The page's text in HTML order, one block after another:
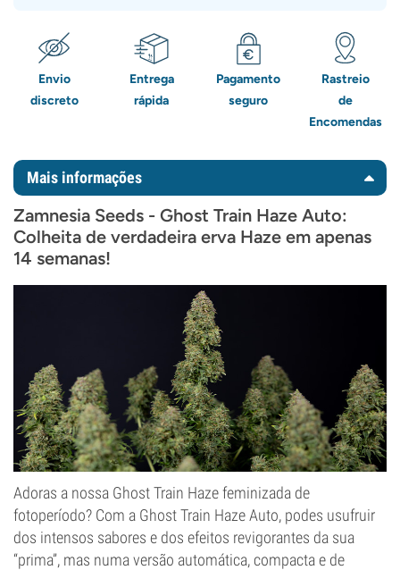
Envio
discreto
Entrega
rápida
Pagamento
seguro
Rastreio
de
Encomendas
Mais informações
Zamnesia Seeds - Ghost Train Haze Auto:
Colheita de verdadeira erva Haze em apenas
14 semanas!
Adoras a nossa Ghost Train Haze feminizada de
fotoperíodo? Com a Ghost Train Haze Auto, podes usufruir
dos intensos sabores e dos efeitos revigorantes da sua
“prima”, mas numa versão automática, compacta e de